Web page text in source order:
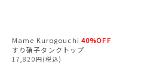
Mame Kurogouchi 40%OFF
すり硝子タンクトップ
17,820円(税込)